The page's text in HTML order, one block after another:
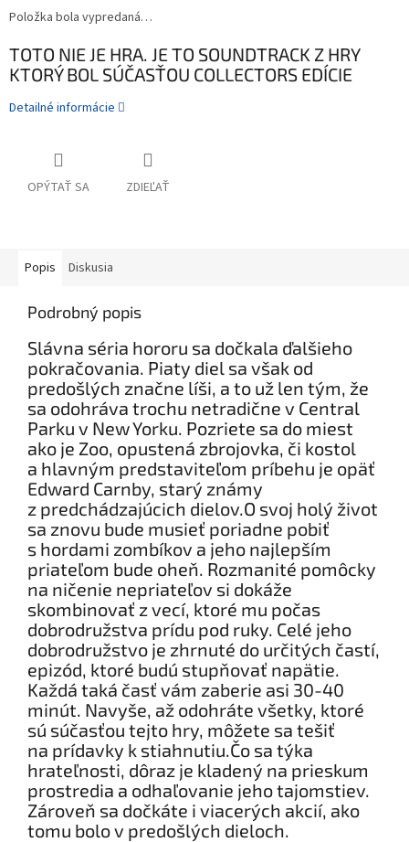
Položka bola vypredaná…
TOTO NIE JE HRA. JE TO SOUNDTRACK Z HRY
KTORÝ BOL SÚČASŤOU COLLECTORS EDÍCIE
Detailné informácie
OPÝTAŤ SA ZDIEĽAŤ
Popis Diskusia
Podrobný popis
Slávna séria hororu sa dočkala ďalšieho
pokračovania. Piaty diel sa však od
predošlých značne líši, a to už len tým, že
sa odohráva trochu netradične v Central
Parku v New Yorku. Pozriete sa do miest
ako je Zoo, opustená zbrojovka, či kostol
a hlavným predstaviteľom príbehu je opäť
Edward Carnby, starý známy
z predchádzajúcich dielov.O svoj holý život
sa znovu bude musieť poriadne pobiť
s hordami zombíkov a jeho najlepším
priateľom bude oheň. Rozmanité pomôcky
na ničenie nepriateľov si dokáže
skombinovať z vecí, ktoré mu počas
dobrodružstva prídu pod ruky. Celé jeho
dobrodružstvo je zhrnuté do určitých častí,
epizód, ktoré budú stupňovať napätie.
Každá taká časť vám zaberie asi 30-40
minút. Navyše, až odohráte všetky, ktoré
sú súčasťou tejto hry, môžete sa tešiť
na prídavky k stiahnutiu.Čo sa týka
hrateľnosti, dôraz je kladený na prieskum
prostredia a odhaľovanie jeho tajomstiev.
Zároveň sa dočkáte i viacerých akcií, ako
tomu bolo v predošlých dieloch.